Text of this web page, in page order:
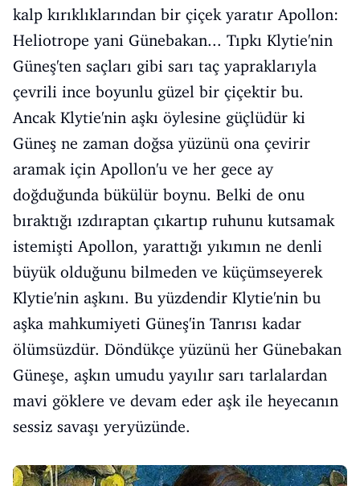
kalp kırıklıklarından bir çiçek yaratır Apollon:
Heliotrope yani Günebakan... Tıpkı Klytie'nin
Güneş'ten saçları gibi sarı taç yapraklarıyla
çevrili ince boyunlu güzel bir çiçektir bu.
Ancak Klytie'nin aşkı öylesine güçlüdür ki
Güneş ne zaman doğsa yüzünü ona çevirir
aramak için Apollon'u ve her gece ay
doğduğunda bükülür boynu. Belki de onu
bıraktığı ızdıraptan çıkartıp ruhunu kutsamak
istemişti Apollon, yarattığı yıkımın ne denli
büyük olduğunu bilmeden ve küçümseyerek
Klytie'nin aşkını. Bu yüzdendir Klytie'nin bu
aşka mahkumiyeti Güneş'in Tanrısı kadar
ölümsüzdür. Döndükçe yüzünü her Günebakan
Güneşe, aşkın umudu yayılır sarı tarlalardan
mavi göklere ve devam eder aşk ile heyecanın
sessiz savaşı yeryüzünde.